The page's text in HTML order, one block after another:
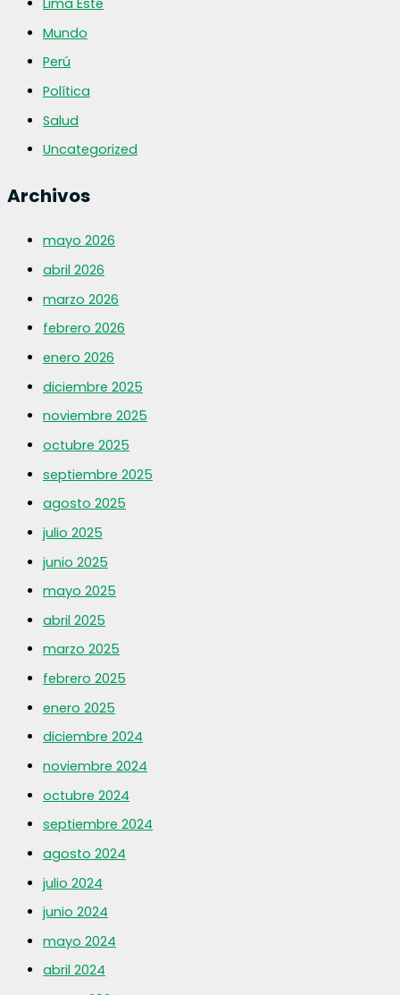
Mundo
Perú
Política
Salud
Uncategorized
Archivos
mayo 2026
abril 2026
marzo 2026
febrero 2026
enero 2026
diciembre 2025
noviembre 2025
octubre 2025
septiembre 2025
agosto 2025
julio 2025
junio 2025
mayo 2025
abril 2025
marzo 2025
febrero 2025
enero 2025
diciembre 2024
noviembre 2024
octubre 2024
septiembre 2024
agosto 2024
julio 2024
junio 2024
mayo 2024
abril 2024